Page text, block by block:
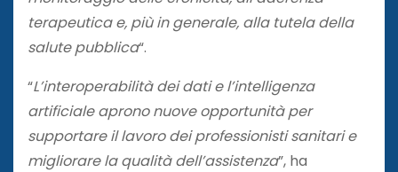
terapeutica e, più in generale, alla tutela della
salute pubblica“.
“L’interoperabilità dei dati e l’intelligenza
artificiale aprono nuove opportunità per
supportare il lavoro dei professionisti sanitari e
migliorare la qualità dell’assistenza”, ha